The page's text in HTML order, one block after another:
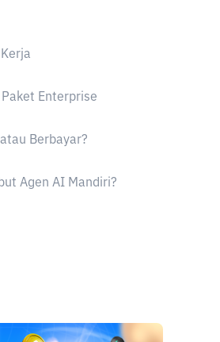
Enterprise
Berbayar?
Agen AI Mandiri?